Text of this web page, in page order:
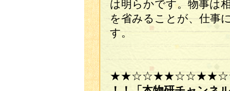
は明らかです。物事は
を省みることが、仕事
す。